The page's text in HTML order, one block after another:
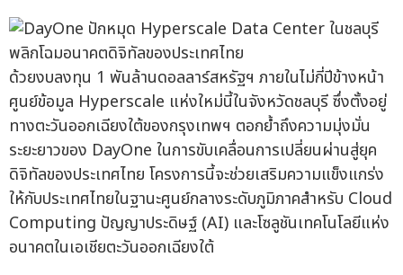
ด้วยงบลงทุน 1 พันล้านดอลลาร์สหรัฐฯ ภายในไม่กี่ปีข้างหน้า
ศูนย์ข้อมูล Hyperscale แห่งใหม่นี้ในจังหวัดชลบุรี ซึ่งตั้งอยู่
ทางตะวันออกเฉียงใต้ของกรุงเทพฯ ตอกย้ำถึงความมุ่งมั่น
ระยะยาวของ DayOne ในการขับเคลื่อนการเปลี่ยนผ่านสู่ยุค
ดิจิทัลของประเทศไทย โครงการนี้จะช่วยเสริมความแข็งแกร่ง
ให้กับประเทศไทยในฐานะศูนย์กลางระดับภูมิภาคสำหรับ Cloud
Computing ปัญญาประดิษฐ์ (AI) และโซลูชันเทคโนโลยีแห่ง
อนาคตในเอเชียตะวันออกเฉียงใต้